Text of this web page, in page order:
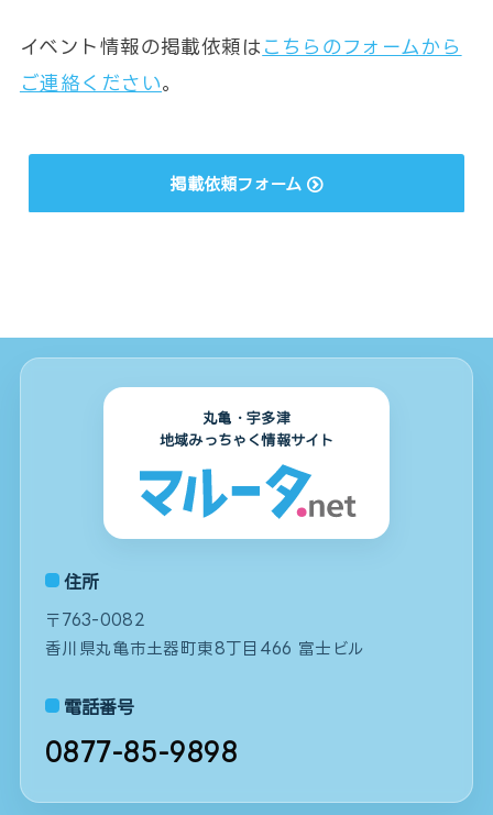
イベント情報の掲載依頼は こちらのフォームから
ご連絡ください。
掲載依頼フォーム
丸亀・宇多津
地域みっちゃく情報サイト
住所
〒763-0082
香川県丸亀市土器町東8丁目466 富士ビル
電話番号
0877-85-9898